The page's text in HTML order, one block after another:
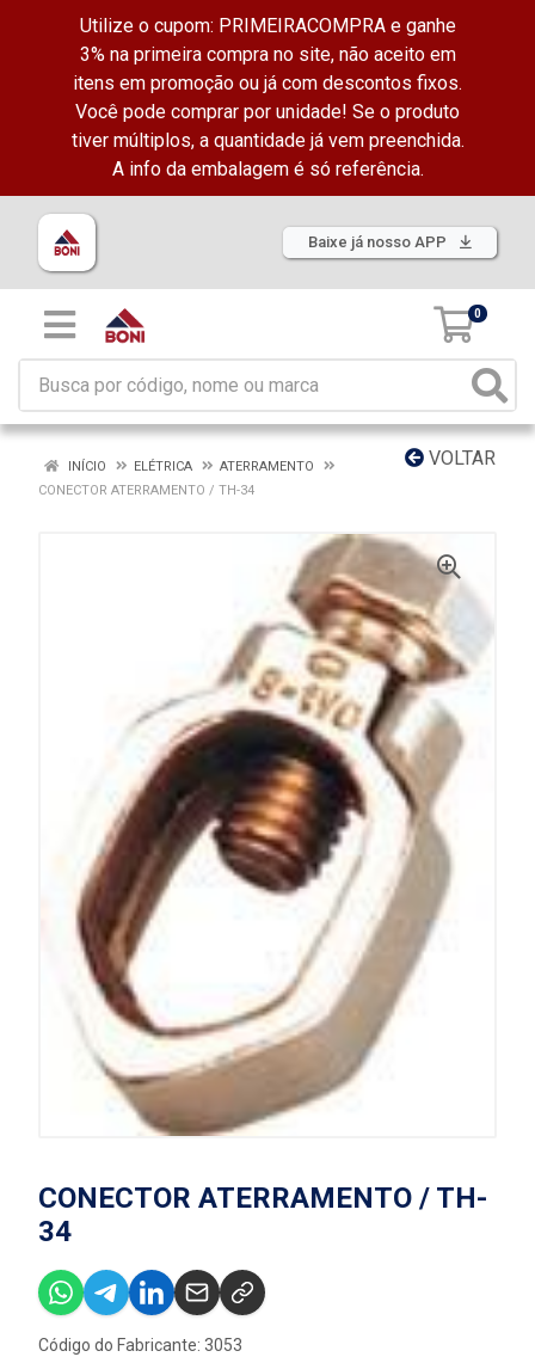
Utilize o cupom: PRIMEIRACOMPRA e ganhe
3% na primeira compra no site, não aceito em
itens em promoção ou já com descontos fixos.
Você pode comprar por unidade! Se o produto
tiver múltiplos, a quantidade já vem preenchida.
A info da embalagem é só referência.
Baixe já nosso APP
0
VOLTAR
INÍCIO ELÉTRICA
ATERRAMENTO
CONECTOR ATERRAMENTO / TH-34
CONECTOR ATERRAMENTO / TH-
34
Código do Fabricante: 3053